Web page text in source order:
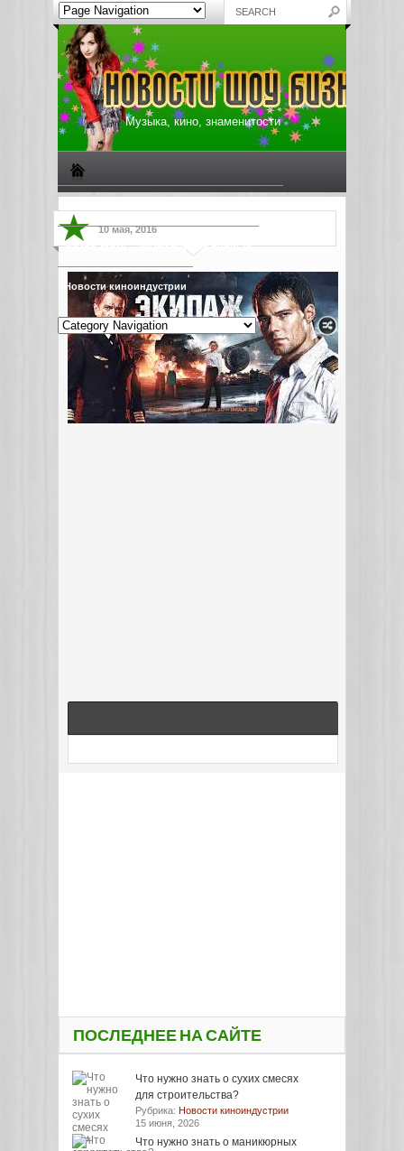
Музыка, кино, знаменитости
Жизнь звезд Музыкальные новости
Новости киноиндустрии
10 мая, 2016
ПОСЛЕДНЕЕ НА САЙТЕ
Что нужно знать о сухих смесях
для строительства?
Рубрика: Новости киноиндустрии
15 июня, 2026
Что нужно знать о маникюрных